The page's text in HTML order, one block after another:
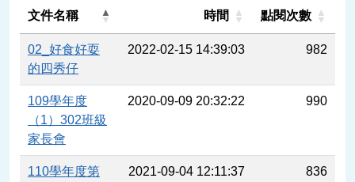
文件名稱 時間 點閱次數
02_好食好耍
的四秀仔
2022-02-15 14:39:03 982
109學年度
（1）302班級
家長會
2020-09-09 20:32:22 990
110學年度第
2021-09-04 12:11:37 836